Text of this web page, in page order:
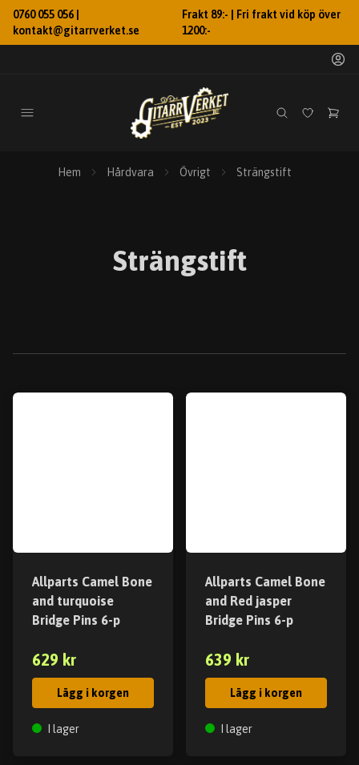
0760 055 056 |
kontakt@gitarrverket.se
Frakt 89:- | Fri frakt vid köp över
1200:-
Hem Hårdvara Övrigt Strängstift
Strängstift
Allparts Camel Bone
and turquoise
Bridge Pins 6-p
629 kr
Lägg i korgen
I lager
Allparts Camel Bone
and Red jasper
Bridge Pins 6-p
639 kr
Lägg i korgen
I lager